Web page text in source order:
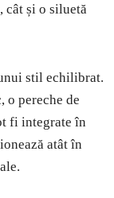
cât și o siluetă
stil echilibrat.
o pereche de
fi integrate în
atât în